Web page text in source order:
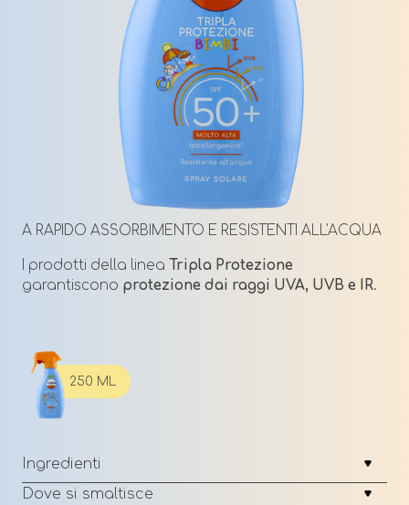
A RAPIDO ASSORBIMENTO E RESISTENTI ALL'ACQUA
I prodotti della linea
Tripla Protezione
garantiscono protezione dai raggi UVA, UVB e IR.
250 ML
Ingredienti
Dove si smaltisce